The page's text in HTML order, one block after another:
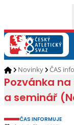
Novinky ČAS
Pozvánka
a seminář
ČAS INFORMUJE